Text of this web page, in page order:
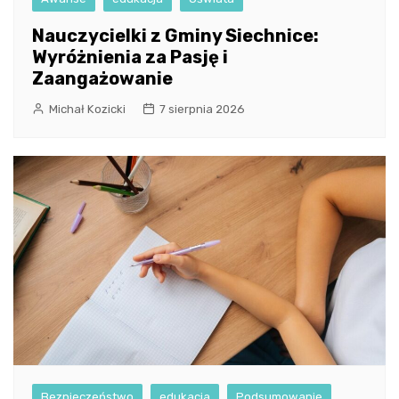
Nauczycielki z Gminy Siechnice:
Wyróżnienia za Pasję i
Zaangażowanie
Michał Kozicki 7 sierpnia 2026